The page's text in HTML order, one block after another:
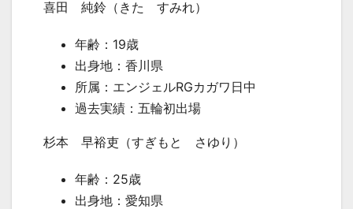
喜田 純鈴（きた すみれ）
年齢： 19歳
出身地：香川県
所属：エンジェルRGカガワ日中
過去実績：五輪初出場
杉本 早裕吏（すぎもと さゆり）
年齢： 25歳
出身地：愛知県